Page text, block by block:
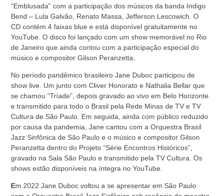
“Emblusada” com a participação dos músicos da banda Indigo
Bend – Lula Galvão, Renato Massa, Jefferson Lescowich. O
CD contém 4 faixas blue e está disponível gratuitamente no
YouTube. O disco foi lançado com um show memorável no Rio
de Janeiro que ainda contou com a participação especial do
músico e compositor Gilson Peranzetta.
No período pandêmico brasileiro Jane Duboc participou de
show live. Um junto com Cliver Honorato e Nathalia Bellar que
se chamou “Tríade”, depois gravado ao vivo em Belo Horizonte
e transmitido para todo o Brasil pela Rede Minas de TV e TV
Cultura de São Paulo. Em seguida, ainda com público reduzido
por causa da pandemia, Jane cantou com a Orquestra Brasil
Jazz Sinfônica de São Paulo e o músico e compositor Gilson
Peranzetta dentro do Projeto “Série Encontros Históricos”,
gravado na Sala São Paulo e transmitido pela TV Cultura. Os
shows estão disponíveis na íntegra no YouTube.
Em 2022 Jane Duboc voltou a se apresentar em São Paulo